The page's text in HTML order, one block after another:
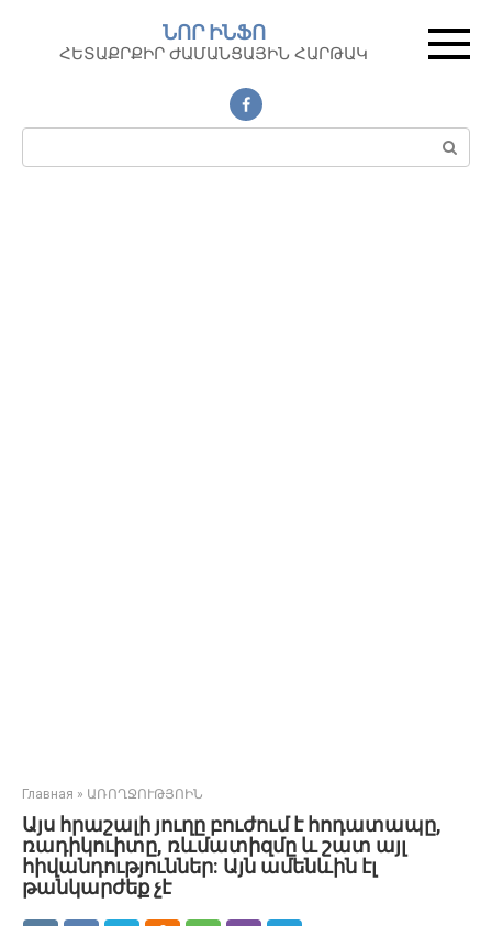
контенту
ՆՈՐ ԻՆՖՈ
ՀԵՏԱՔՐՔԻՐ ԺԱՄԱՆՑԱՅԻՆ ՀԱՐԹԱԿ
Поиск:
Главная » ԱՌՈՂՋՈՒԹՅՈԻՆ
Այս հրաշալի յուղը բուժում է հոդատապը,
ռադիկուիտը, ռևմատիզմը և շատ այլ
հիվանդություններ: Այն ամենևին էլ
թանկարժեք չէ